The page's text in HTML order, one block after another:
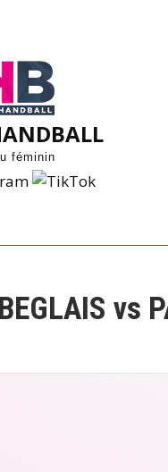
féminin
vs